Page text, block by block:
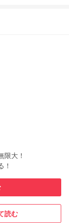
限大！
！
読む